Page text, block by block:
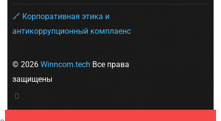
🔗 Корпоративная этика и
антикоррупционный комплаенс
© 2026 Winncom.tech Все права
защищены